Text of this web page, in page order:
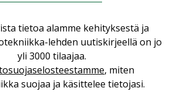
säästää euroja
kotia on vailla toimivaa
tietoa alamme kehityksestä ja
lehden uutiskirjeellä on jo
yli 3000 tilaajaa.
, miten
suojaa ja käsittelee tietojasi.